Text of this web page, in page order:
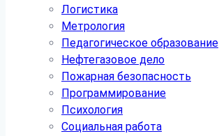
Логистика
Метрология
Педагогическое образование
Нефтегазовое дело
Пожарная безопасность
Программирование
Психология
Социальная работа